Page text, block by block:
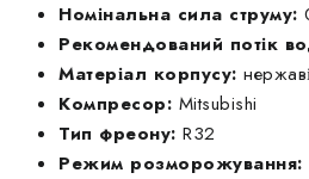
Номінальна сила струму:
Рекомендований потік
Матеріал корпусу:
Компресор: Mitsubishi
Тип фреону: R32
Режим розморожування: